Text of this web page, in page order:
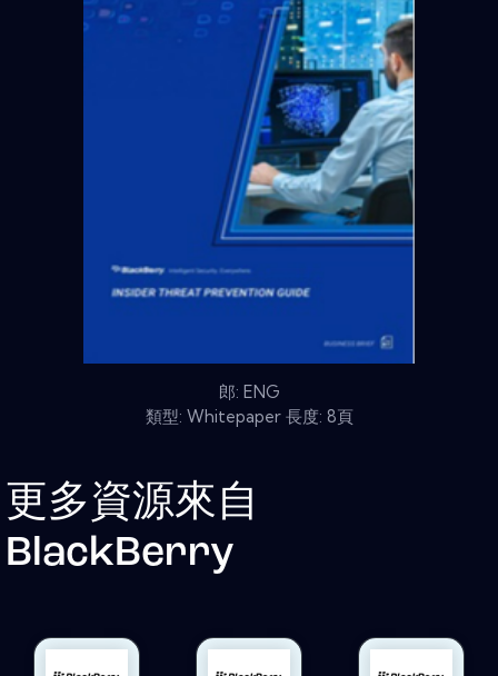
郎: ENG
類型: Whitepaper 長度: 8頁
更多資源來自
BlackBerry